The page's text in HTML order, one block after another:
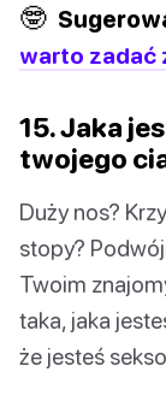
🤓
warto zadać
15. Jaka
twojego
Duży nos?
stopy?
Twoim
taka, jaka
że jesteś